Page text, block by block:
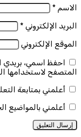
الاسم *
البريد الإلكتروني *
الموقع الإلكتروني
احفظ اسمي، بريدي
المتصفح لاستخدامها
أعلمني بمتابعة
أعلمني بالمواضيع